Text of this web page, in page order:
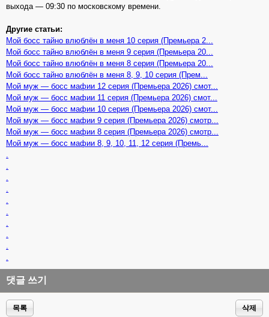
выхода — 09:30 по московскому времени.
Другие статьи:
Мой босс тайно влюблён в меня 10 серия (Премьера 2...
Мой босс тайно влюблён в меня 9 серия (Премьера 20...
Мой босс тайно влюблён в меня 8 серия (Премьера 20...
Мой босс тайно влюблён в меня 8, 9, 10 серия (Прем...
Мой муж — босс мафии 12 серия (Премьера 2026) смот...
Мой муж — босс мафии 11 серия (Премьера 2026) смот...
Мой муж — босс мафии 10 серия (Премьера 2026) смот...
Мой муж — босс мафии 9 серия (Премьера 2026) смотр...
Мой муж — босс мафии 8 серия (Премьера 2026) смотр...
Мой муж — босс мафии 8, 9, 10, 11, 12 серия (Премь...
댓글 쓰기
목록 삭제